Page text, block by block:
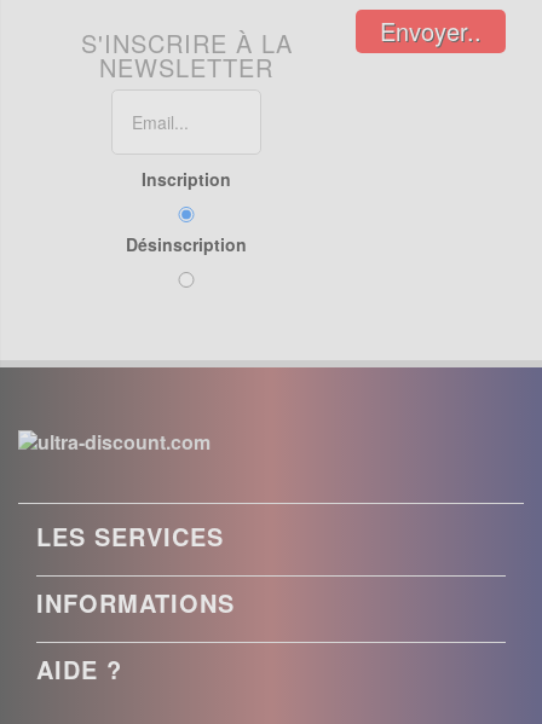
S'INSCRIRE À LA
NEWSLETTER
Inscription
Désinscription
Envoyer..
LES SERVICES
INFORMATIONS
AIDE ?